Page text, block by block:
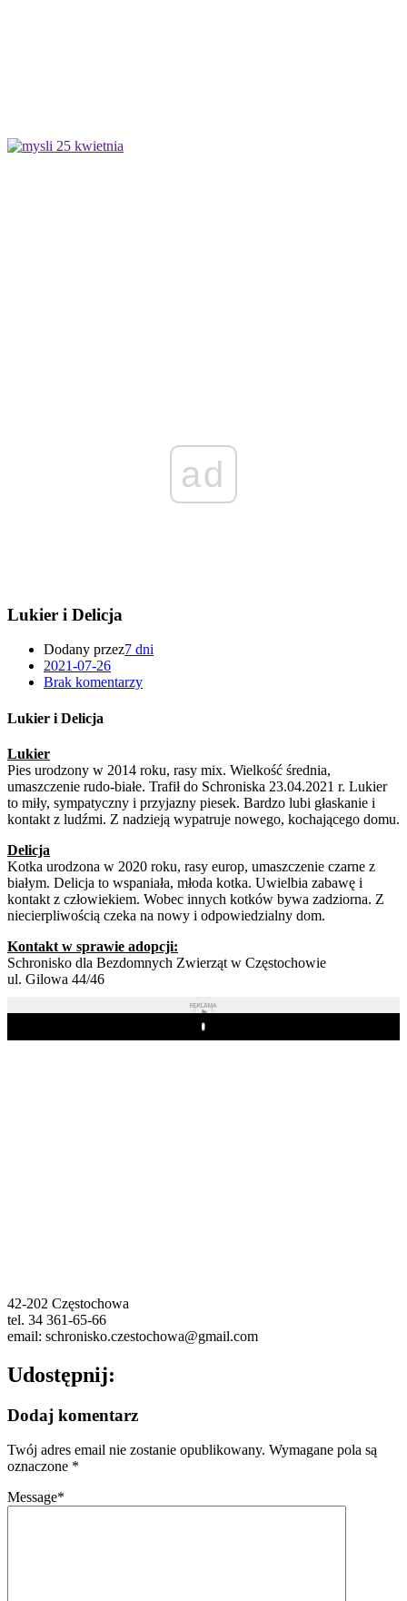
ad
Lukier i Delicja
Dodany przez7 dni
2021-07-26
Brak komentarzy
Lukier i Delicja
Lukier
Pies urodzony w 2014 roku, rasy mix. Wielkość średnia,
umaszczenie rudo-białe. Trafił do Schroniska 23.04.2021 r. Lukier
to miły, sympatyczny i przyjazny piesek. Bardzo lubi głaskanie i
kontakt z ludźmi. Z nadzieją wypatruje nowego, kochającego domu.
Delicja
Kotka urodzona w 2020 roku, rasy europ, umaszczenie czarne z
białym. Delicja to wspaniała, młoda kotka. Uwielbia zabawę i
kontakt z człowiekiem. Wobec innych kotków bywa zadziorna. Z
niecierpliwością czeka na nowy i odpowiedzialny dom.
Kontakt w sprawie adopcji:
Schronisko dla Bezdomnych Zwierząt w Częstochowie
ul. Gilowa 44/46
REKLAMA
Play
42-202 Częstochowa
tel. 34 361-65-66
email: schronisko.czestochowa@gmail.com
Udostępnij:
Dodaj komentarz
Twój adres email nie zostanie opublikowany. Wymagane pola są
oznaczone *
Message*